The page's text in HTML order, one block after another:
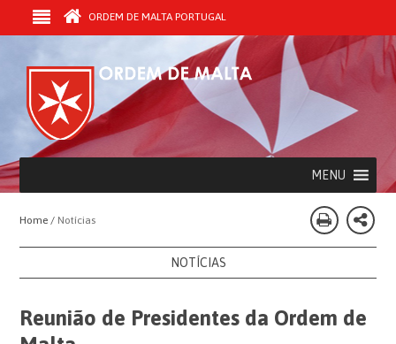
ORDEM DE MALTA PORTUGAL
MENU
Home / Notícias
NOTÍCIAS
Reunião de Presidentes da Ordem de